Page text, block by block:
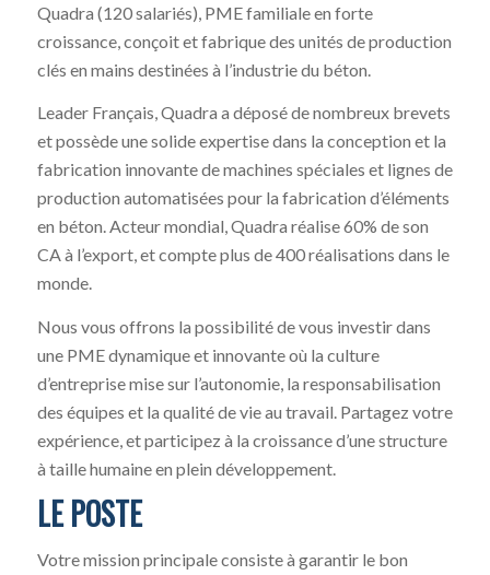
Quadra (120 salariés), PME familiale en forte
croissance, conçoit et fabrique des unités de production
clés en mains destinées à l’industrie du béton.
Leader Français, Quadra a déposé de nombreux brevets
et possède une solide expertise dans la conception et la
fabrication innovante de machines spéciales et lignes de
production automatisées pour la fabrication d’éléments
en béton. Acteur mondial, Quadra réalise 60% de son
CA à l’export, et compte plus de 400 réalisations dans le
monde.
Nous vous offrons la possibilité de vous investir dans
une PME dynamique et innovante où la culture
d’entreprise mise sur l’autonomie, la responsabilisation
des équipes et la qualité de vie au travail. Partagez votre
expérience, et participez à la croissance d’une structure
à taille humaine en plein développement.
LE POSTE
Votre mission principale consiste à garantir le bon